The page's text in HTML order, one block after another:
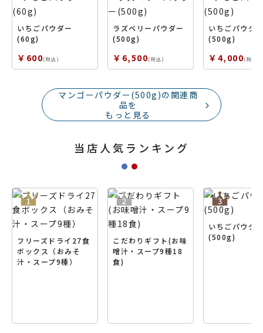
いちごパウダー
(60g)
￥600(税込)
ラズベリーパウダー
(500g)
￥6,500(税込)
いちごパウダ
(500g)
￥4,000(税込)
マンゴーパウダー(500g)の関連商
品を
もっと見る
当店人気ランキング
フリーズドライ27食
ボックス（おみそ
汁・スープ9種）
こだわりギフト(お味
噌汁・スープ9種18
食)
いちごパウダ
(500g)